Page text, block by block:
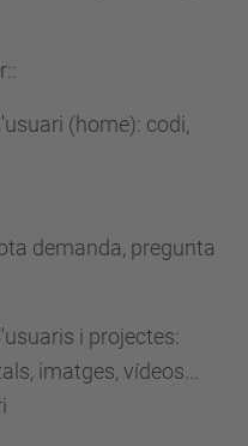
(home): codi,
demanda, pregunta
i projectes:
imatges, vídeos...